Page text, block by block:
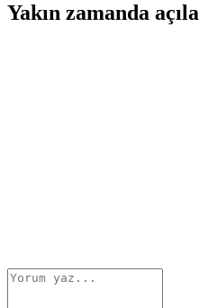
Yakın zamanda